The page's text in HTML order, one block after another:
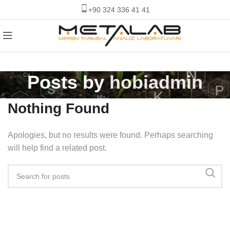
+90 324 336 41 41
Posts byhobiadmin
Nothing Found
Apologies, but no results were found. Perhaps searching
will help find a related post.